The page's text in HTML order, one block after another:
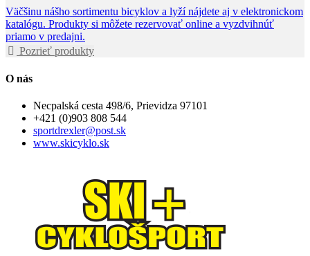
Väčšinu nášho sortimentu bicyklov a lyží nájdete aj v elektronickom
katalógu. Produkty si môžete rezervovať online a vyzdvihnúť
priamo v predajni.
Pozrieť produkty
O nás
Necpalská cesta 498/6, Prievidza 97101
+421 (0)903 808 544
sportdrexler@post.sk
www.skicyklo.sk